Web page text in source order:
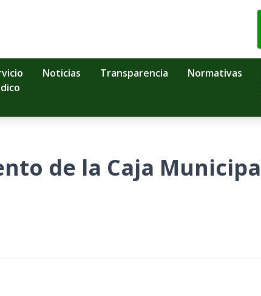
Noticias Transparencia Normativas
de la Caja